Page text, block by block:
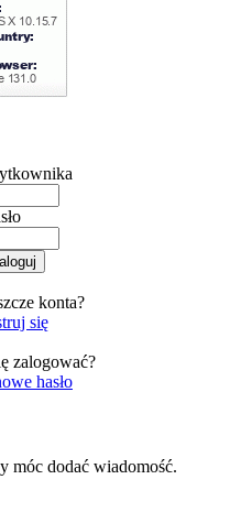
konta?
się
zalogować?
hasło
móc dodać wiadomość.